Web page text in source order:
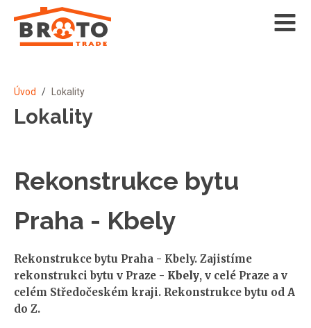
Úvod / Lokality
Lokality
Rekonstrukce bytu
Praha - Kbely
Rekonstrukce bytu Praha - Kbely. Zajistíme
rekonstrukci bytu v Praze - Kbely, v celé Praze a v
celém Středočeském kraji. Rekonstrukce bytu od A
do Z.